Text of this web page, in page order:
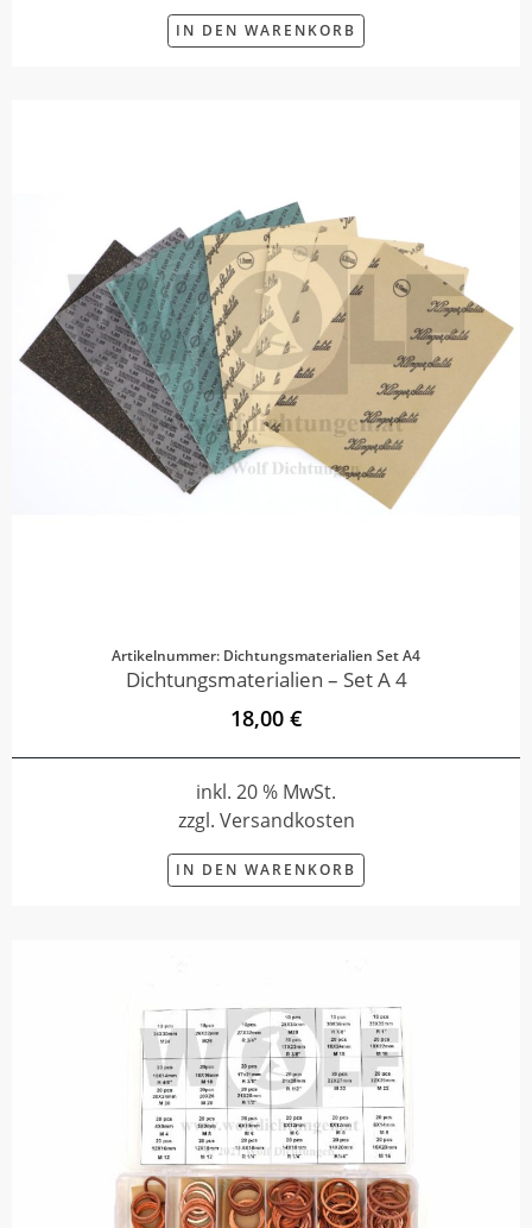
IN DEN WARENKORB
Artikelnummer: Dichtungsmaterialien Set A4
Dichtungsmaterialien – Set A 4
18,00 €
inkl. 20 % MwSt.
zzgl. Versandkosten
IN DEN WARENKORB